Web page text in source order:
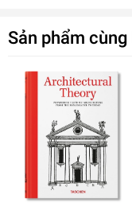
Sản phẩm